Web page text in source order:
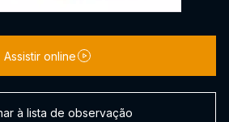
Assistir online
à lista de observação